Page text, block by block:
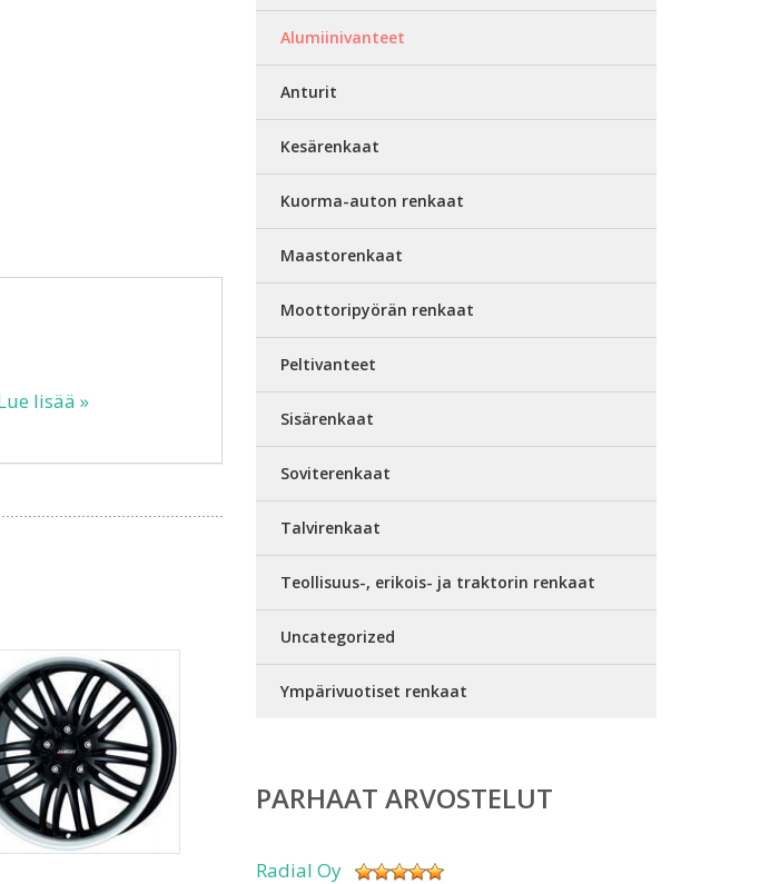
lisää »
Alumiinivanteet
Anturit
Kesärenkaat
Kuorma-auton renkaat
Maastorenkaat
Moottoripyörän renkaat
Peltivanteet
Sisärenkaat
Soviterenkaat
Talvirenkaat
Teollisuus-, erikois- ja traktorin renkaat
Uncategorized
Ympärivuotiset renkaat
PARHAAT ARVOSTELUT
Radial Oy